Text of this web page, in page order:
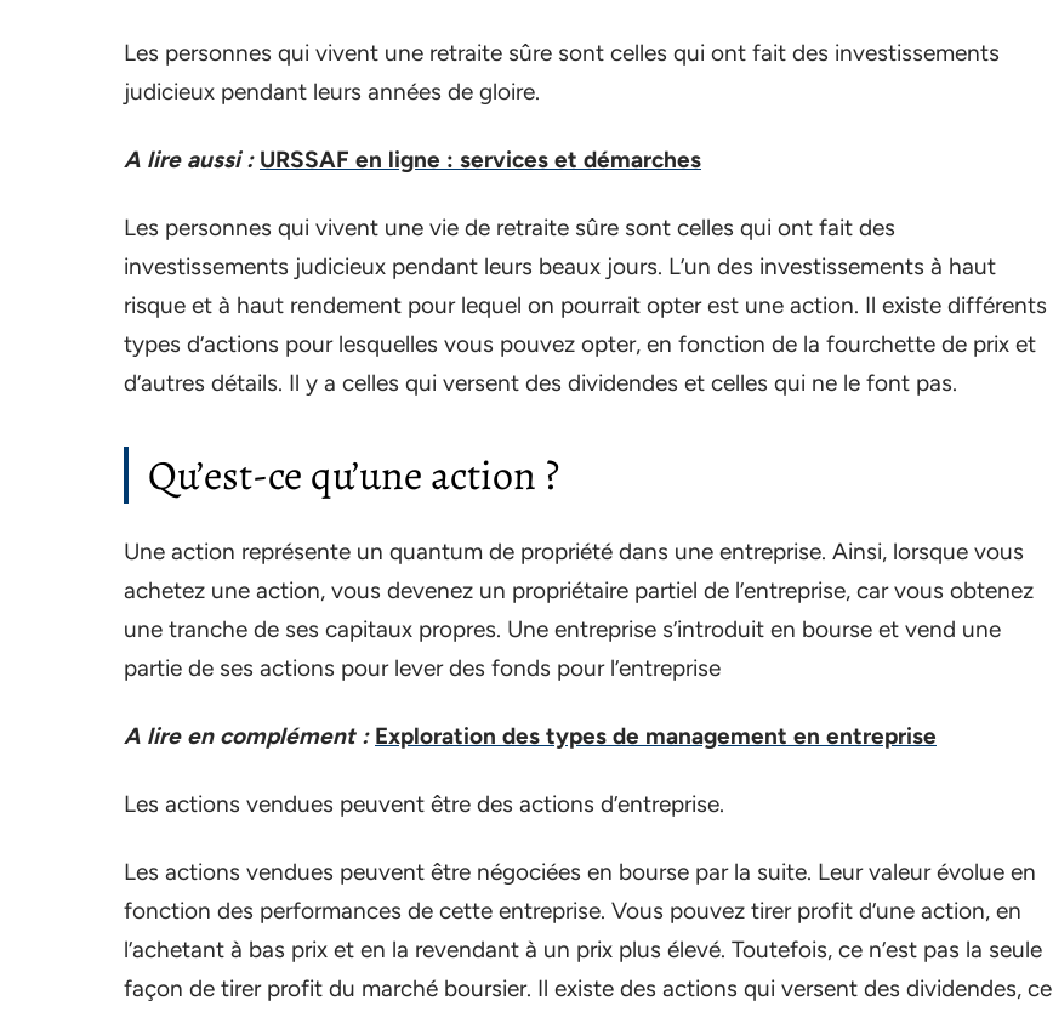
Les personnes qui vivent une retraite sûre sont celles qui ont fait des investissements
judicieux pendant leurs années de gloire.
A lire aussi : URSSAF en ligne : services et démarches
Les personnes qui vivent une vie de retraite sûre sont celles qui ont fait des
investissements judicieux pendant leurs beaux jours. L’un des investissements à haut
risque et à haut rendement pour lequel on pourrait opter est une action. Il existe différents
types d’actions pour lesquelles vous pouvez opter, en fonction de la fourchette de prix et
d’autres détails. Il y a celles qui versent des dividendes et celles qui ne le font pas.
Qu’est-ce qu’une action ?
Une action représente un quantum de propriété dans une entreprise. Ainsi, lorsque vous
achetez une action, vous devenez un propriétaire partiel de l’entreprise, car vous obtenez
une tranche de ses capitaux propres. Une entreprise s’introduit en bourse et vend une
partie de ses actions pour lever des fonds pour l’entreprise
A lire en complément : Exploration des types de management en entreprise
Les actions vendues peuvent être des actions d’entreprise.
Les actions vendues peuvent être négociées en bourse par la suite. Leur valeur évolue en
fonction des performances de cette entreprise. Vous pouvez tirer profit d’une action, en
l’achetant à bas prix et en la revendant à un prix plus élevé. Toutefois, ce n’est pas la seule
façon de tirer profit du marché boursier. Il existe des actions qui versent des dividendes, ce